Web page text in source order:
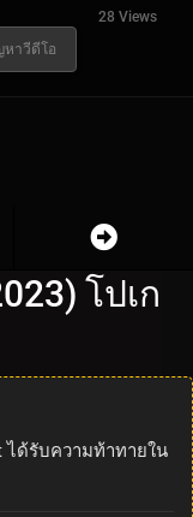
28 Views
าวีดีโอ
โปเก
ได้รับความท้าทายใน